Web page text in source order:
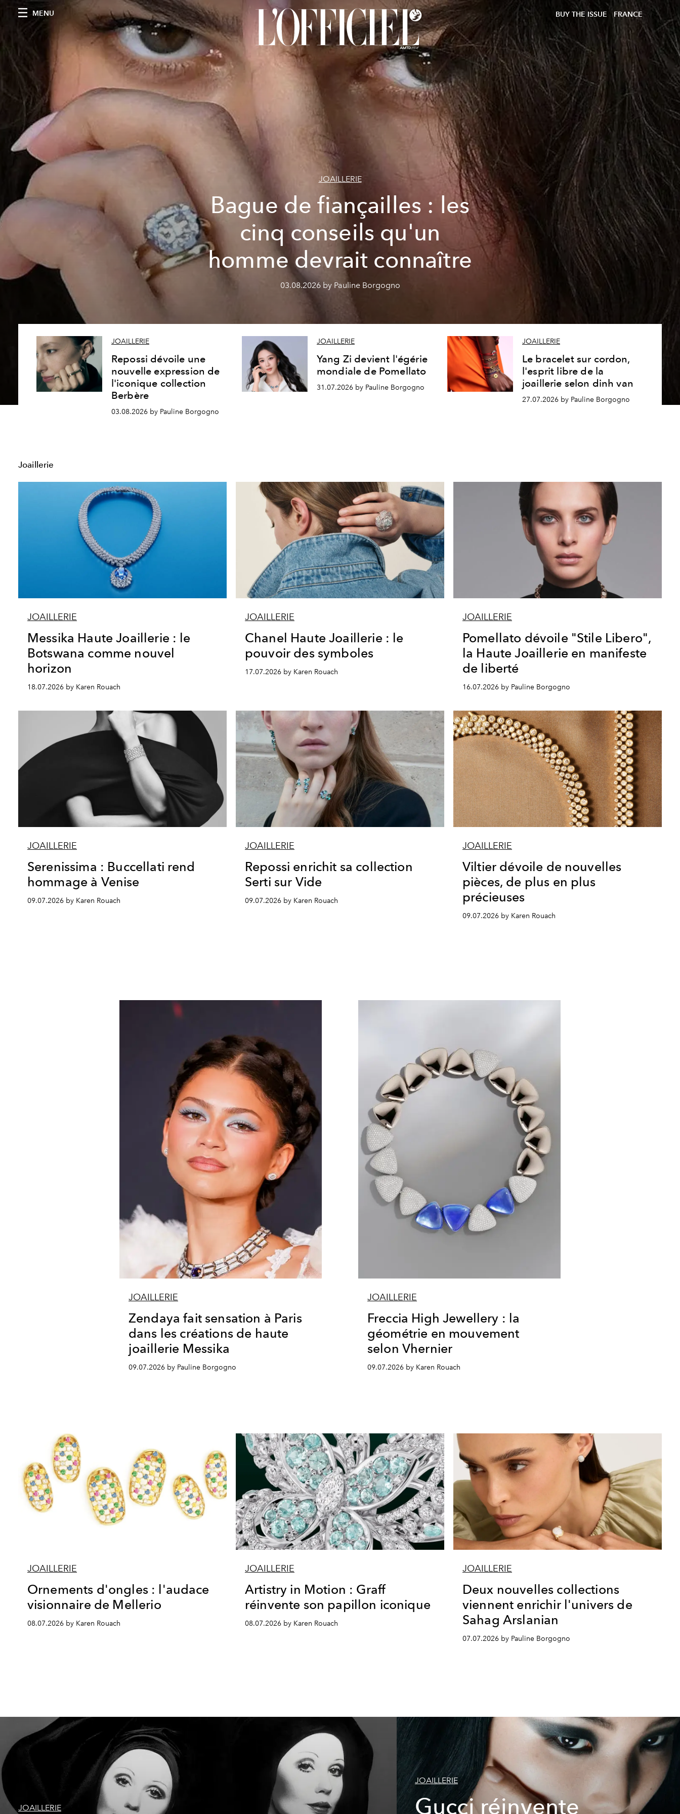
MENU BUY THE ISSUE FRANCE
JOAILLERIE
Bague de fiançailles : les
cinq conseils qu'un
homme devrait connaître
03.08.2026 by Pauline Borgogno
JOAILLERIE
Repossi dévoile une
nouvelle expression de
l'iconique collection
Berbère
03.08.2026 by Pauline Borgogno
JOAILLERIE
Yang Zi devient l'égérie
mondiale de Pomellato
31.07.2026 by Pauline Borgogno
JOAILLERIE
Le bracelet sur cordon,
l'esprit libre de la
joaillerie selon dinh van
27.07.2026 by Pauline Borgogno
Joaillerie
JOAILLERIE
Messika Haute Joaillerie : le
Botswana comme nouvel
horizon
18.07.2026 by Karen Rouach
JOAILLERIE
Chanel Haute Joaillerie : le
pouvoir des symboles
17.07.2026 by Karen Rouach
JOAILLERIE
Pomellato dévoile "Stile Libero",
la Haute Joaillerie en manifeste
de liberté
16.07.2026 by Pauline Borgogno
JOAILLERIE
Serenissima : Buccellati rend
hommage à Venise
09.07.2026 by Karen Rouach
JOAILLERIE
Repossi enrichit sa collection
Serti sur Vide
09.07.2026 by Karen Rouach
JOAILLERIE
Viltier dévoile de nouvelles
pièces, de plus en plus
précieuses
09.07.2026 by Karen Rouach
JOAILLERIE
Zendaya fait sensation à Paris
dans les créations de haute
joaillerie Messika
09.07.2026 by Pauline Borgogno
JOAILLERIE
Freccia High Jewellery : la
géométrie en mouvement
selon Vhernier
09.07.2026 by Karen Rouach
JOAILLERIE
Ornements d'ongles : l'audace
visionnaire de Mellerio
08.07.2026 by Karen Rouach
JOAILLERIE
Artistry in Motion : Graff
réinvente son papillon iconique
08.07.2026 by Karen Rouach
JOAILLERIE
Deux nouvelles collections
viennent enrichir l'univers de
Sahag Arslanian
07.07.2026 by Pauline Borgogno
JOAILLERIE
JOAILLERIE
Gucci réinvente